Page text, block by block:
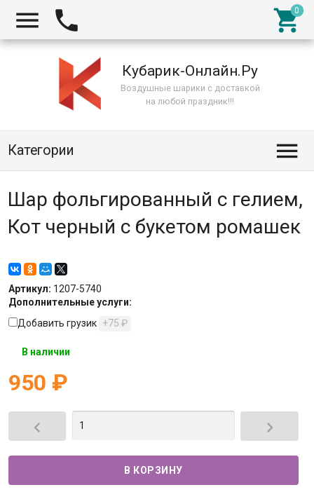
  
Кубарик-Онлайн.Ру
Воздушные шарики с доставкой
на любой праздник!!!
Категории 
Шар фольгированный с гелием,
Кот черный с букетом ромашек
Артикул: 1207-5740
Дополнительные услуги:
Добавить грузик +75 ₽
В наличии
950 ₽
 